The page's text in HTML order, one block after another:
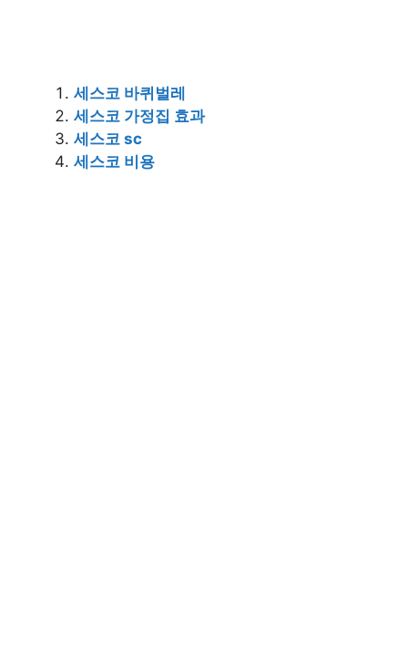
세스코 바퀴벌레
세스코 가정집 효과
세스코 sc
세스코 비용